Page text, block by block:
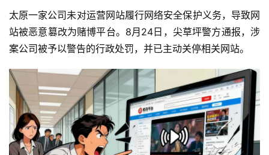
太原一家公司未对运营网站履行网络安全保护义务，导致网
站被恶意篡改为赌博平台。8月24日，尖草坪警方通报，涉
案公司被予以警告的行政处罚，并已主动关停相关网站。